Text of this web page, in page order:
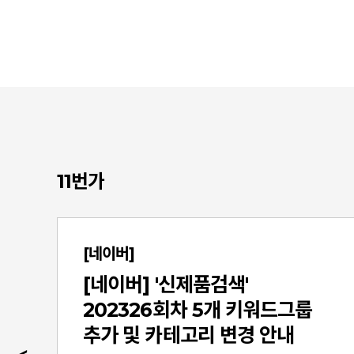
11번가
[네이버]
[네이버] '신제품검색'
202326회차 5개 키워드그룹
추가 및 카테고리 변경 안내